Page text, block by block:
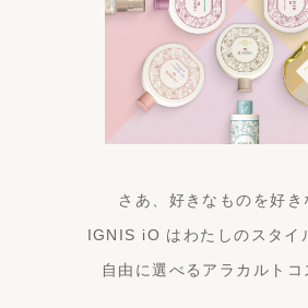
さあ、好きなものを好き
IGNIS iO はわたしのスタイ
自由に選べるアラカルトコ